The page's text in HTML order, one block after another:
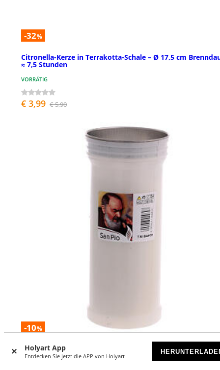
Holyart App
Entdecken Sie jetzt die APP von Holyart
-32%
Citronella-Kerze in Terrakotta-Schale – Ø 17,5 cm
≈ 7,5 Stunden
VORRÄTIG
€ 3,99 € 5,90
-10%
Grablicht, Padre Pio Motiv sortiert, weißes Wachs, weißer
Kunststoffbecher, Ø 8 cm